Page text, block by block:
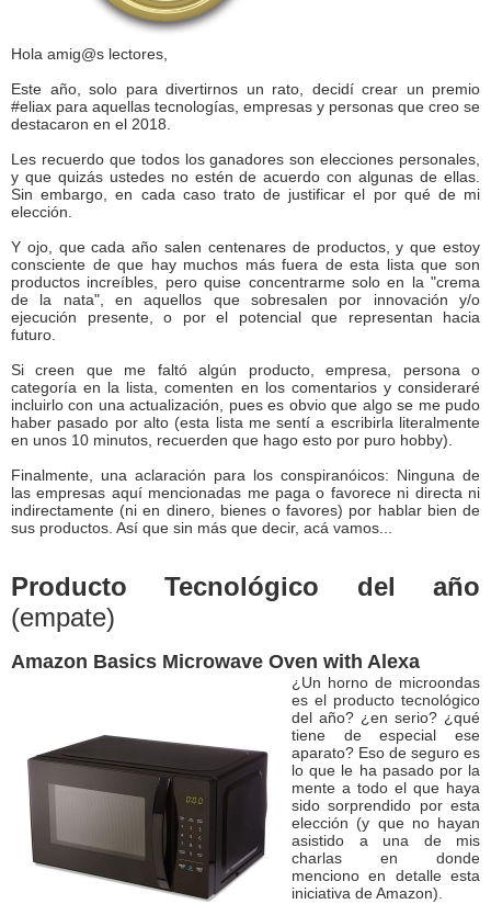
Hola amig@s lectores,
Este año, solo para divertirnos un rato, decidí crear un premio
#eliax para aquellas tecnologías, empresas y personas que creo se
destacaron en el 2018.
Les recuerdo que todos los ganadores son elecciones personales,
y que quizás ustedes no estén de acuerdo con algunas de ellas.
Sin embargo, en cada caso trato de justificar el por qué de mi
elección.
Y ojo, que cada año salen centenares de productos, y que estoy
consciente de que hay muchos más fuera de esta lista que son
productos increíbles, pero quise concentrarme solo en la "crema
de la nata", en aquellos que sobresalen por innovación y/o
ejecución presente, o por el potencial que representan hacia
futuro.
Si creen que me faltó algún producto, empresa, persona o
categoría en la lista, comenten en los comentarios y consideraré
incluirlo con una actualización, pues es obvio que algo se me pudo
haber pasado por alto (esta lista me sentí a escribirla literalmente
en unos 10 minutos, recuerden que hago esto por puro hobby).
Finalmente, una aclaración para los conspiranóicos: Ninguna de
las empresas aquí mencionadas me paga o favorece ni directa ni
indirectamente (ni en dinero, bienes o favores) por hablar bien de
sus productos. Así que sin más que decir, acá vamos...
Producto Tecnológico del año
(empate)
Amazon Basics Microwave Oven with Alexa
¿Un horno de microondas
es el producto tecnológico
del año? ¿en serio? ¿qué
tiene de especial ese
aparato? Eso de seguro es
lo que le ha pasado por la
mente a todo el que haya
sido sorprendido por esta
elección (y que no hayan
asistido a una de mis
charlas en donde
menciono en detalle esta
iniciativa de Amazon).